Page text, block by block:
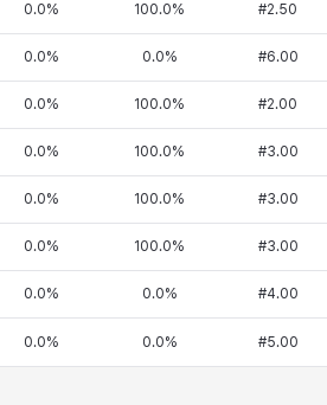
0.0% 100.0% #2.50
0.0% 0.0% #6.00
0.0% 100.0% #2.00
0.0% 100.0% #3.00
0.0% 100.0% #3.00
0.0% 100.0% #3.00
0.0% 0.0% #4.00
0.0% 0.0% #5.00